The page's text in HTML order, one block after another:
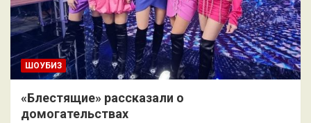
ШОУБИЗ
«Блестящие» рассказали о
домогательствах